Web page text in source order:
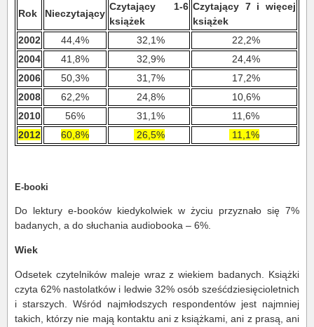
Rok Nieczytający
Czytający 1-6
książek
Czytający 7 i więcej
książek
2002
44,4% 32,1%
22,2%
2004
41,8% 32,9%
24,4%
2006
50,3% 31,7%
17,2%
2008
62,2% 24,8%
10,6%
2010
56% 31,1%
11,6%
2012
60,8% 26,5% 11,1%
E-booki
Do lektury e-booków kiedykolwiek w życiu przyznało się 7%
badanych, a do słuchania audiobooka – 6%.
Wiek
Odsetek czytelników maleje wraz z wiekiem badanych. Książki
czyta 62% nastolatków i ledwie 32% osób sześćdziesięcioletnich
i starszych. Wśród najmłodszych respondentów jest najmniej
takich, którzy nie mają kontaktu ani z książkami, ani z prasą, ani